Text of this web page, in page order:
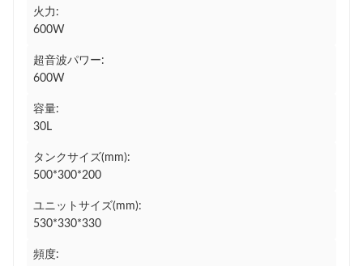
火力:
600W
超音波パワー:
600W
容量:
30L
タンクサイズ(mm):
500*300*200
ユニットサイズ(mm):
530*330*330
頻度: